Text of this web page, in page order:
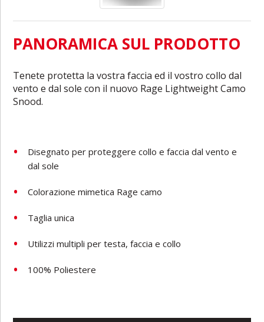
PANORAMICA SUL PRODOTTO
Tenete protetta la vostra faccia ed il vostro collo dal
vento e dal sole con il nuovo Rage Lightweight Camo
Snood.
Disegnato per proteggere collo e faccia dal vento e
dal sole
Colorazione mimetica Rage camo
Taglia unica
Utilizzi multipli per testa, faccia e collo
100% Poliestere